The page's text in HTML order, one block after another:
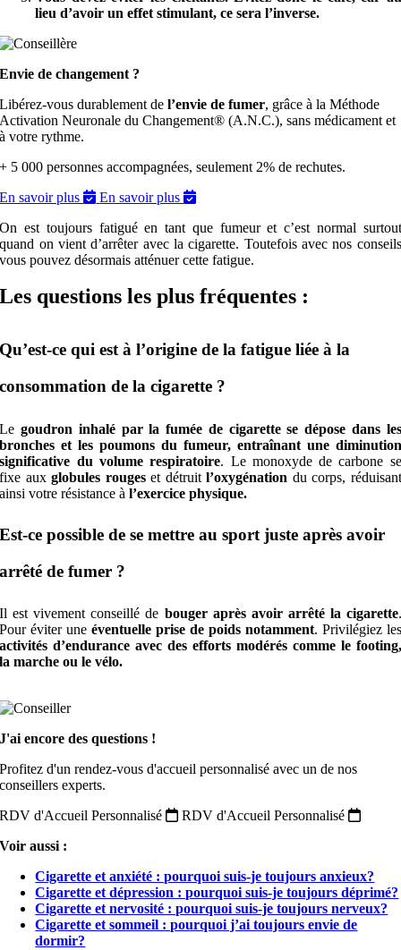
lieu d’avoir un effet stimulant, ce sera l’inverse.
Envie de changement ?
Libérez-vous durablement del’envie de fumer, grâce à la Méthode
Activation Neuronale du Changement® (A.N.C.), sans médicament et
à votre rythme.
+ 5 000 personnes accompagnées, seulement 2% de rechutes.
En savoir plus
En savoir plus
On est toujours fatigué en tant que fumeur et c’est normal surtout
quand on vient d’arrêter avec la cigarette. Toutefois avec nos conseils
vous pouvez désormais atténuer cette fatigue.
Les questions les plus fréquentes :
Qu’est-ce qui est à l’origine de la fatigue liée à la
consommation de la cigarette ?
Legoudron inhalé par la fumée de cigarette se dépose dans les
bronches et les poumons du fumeur, entraînant une diminution
significative du volume respiratoire. Le monoxyde de carbone se
fixe auxglobules rougeset détruitl’oxygénation du corps, réduisant
ainsi votre résistance àl’exercice physique.
Est-ce possible de se mettre au sport juste après avoir
arrêté de fumer ?
Il est vivement conseillé de bouger après avoir arrêté la cigarette.
Pour éviter uneéventuelle prise de poids notamment. Privilégiez les
activités d’endurance avec des efforts modérés comme le footing,
la marche ou le vélo.
J'ai encore des questions !
Profitez d'un rendez-vous d'accueil personnalisé avec un de nos
conseillers experts.
RDV d'Accueil Personnalisé
RDV d'Accueil Personnalisé
Voir aussi :
Cigarette et anxiété : pourquoi suis-je toujours anxieux?
Cigarette et dépression : pourquoi suis-je toujours déprimé?
Cigarette et nervosité : pourquoi suis-je toujours nerveux?
Cigarette et sommeil : pourquoi j’ai toujours envie de
dormir?